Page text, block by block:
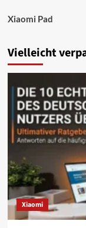
Xiaomi Pad
Vielleicht
Xiaomi